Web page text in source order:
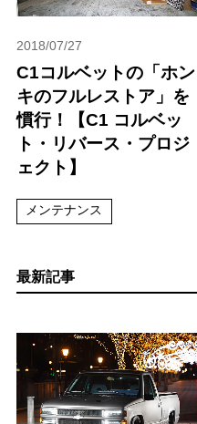
2018/07/27
C1コルベットの「ホン
キのフルレストア」を
慣行！【C1 コルベッ
ト・リバース・プロジ
ェクト】
メンテナンス
最新記事